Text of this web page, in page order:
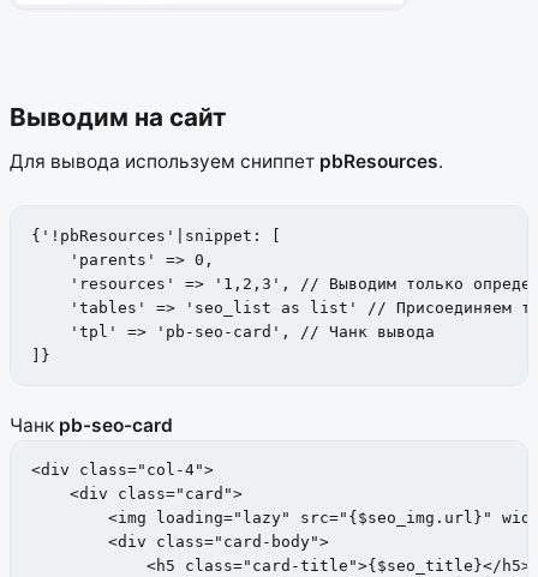
Выводим на сайт
Для вывода используем сниппет pbResources.
{'!pbResources'|snippet: [
    'parents' => 0,
'resources' => '1,2,3', // Выводим только
'tables' => 'seo_list as list' // Присоединяем
    'tpl' => 'pb-seo-card', // Чанк вывода
]}
Чанк pb-seo-card
<div class="col-4">
    <div class="card">
<img loading="lazy" src="{$seo_img.url}"
        <div class="card-body">
            <h5 class="card-title">{$seo_title}</h5>